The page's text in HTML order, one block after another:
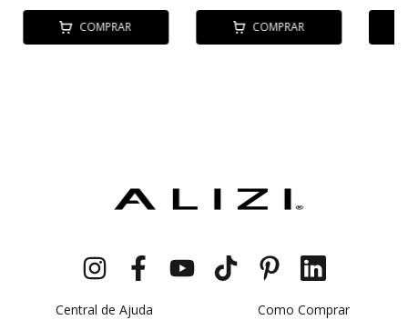
COMPRAR COMPRAR
Central de Ajuda
Como Comprar